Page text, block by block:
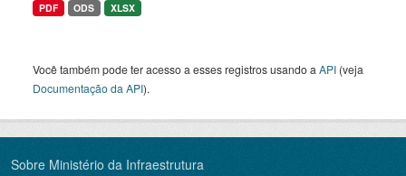
PDF ODS XLSX
Você também pode ter acesso a esses registros usando a API (veja
Documentação da API).
Sobre Ministério da Infraestrutura